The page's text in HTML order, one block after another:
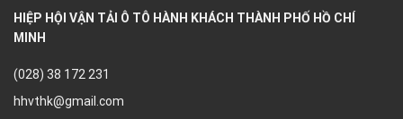
HIỆP HỘI VẬN TẢI Ô TÔ HÀNH KHÁCH THÀNH PHỐ HỒ CHÍ
MINH
(028) 38 172 231
hhvthk@gmail.com